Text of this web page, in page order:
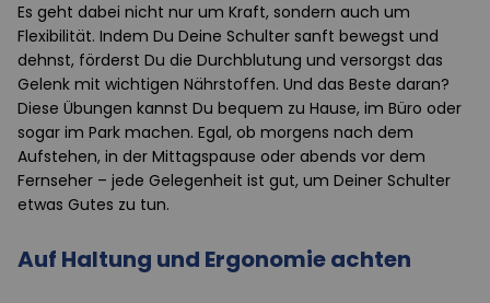
Es geht dabei nicht nur um Kraft, sondern auch um
Flexibilität. Indem Du Deine Schulter sanft bewegst und
dehnst, förderst Du die Durchblutung und versorgst das
Gelenk mit wichtigen Nährstoffen. Und das Beste daran?
Diese Übungen kannst Du bequem zu Hause, im Büro oder
sogar im Park machen. Egal, ob morgens nach dem
Aufstehen, in der Mittagspause oder abends vor dem
Fernseher – jede Gelegenheit ist gut, um Deiner Schulter
etwas Gutes zu tun.
Auf Haltung und Ergonomie achten